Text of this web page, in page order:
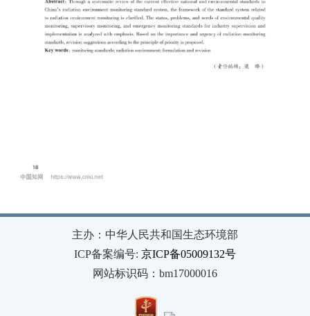
主办：中华人民共和国生态环境部
ICP备案编号: 京ICP备05009132号
网站标识码：bm17000016